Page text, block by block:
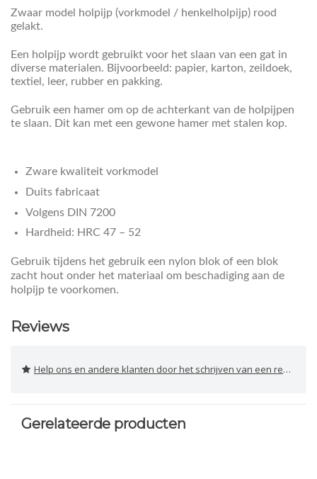
Zwaar model holpijp (vorkmodel / henkelholpijp) rood
gelakt.
Een holpijp wordt gebruikt voor het slaan van een gat in
diverse materialen. Bijvoorbeeld: papier, karton, zeildoek,
textiel, leer, rubber en pakking.
Gebruik een hamer om op de achterkant van de holpijpen
te slaan. Dit kan met een gewone hamer met stalen kop.
Zware kwaliteit vorkmodel
Duits fabricaat
Volgens DIN 7200
Hardheid: HRC 47 – 52
Gebruik tijdens het gebruik een nylon blok of een blok
zacht hout onder het materiaal om beschadiging aan de
holpijp te voorkomen.
Reviews
Help ons en andere klanten door het schrijven van een review
Gerelateerde producten